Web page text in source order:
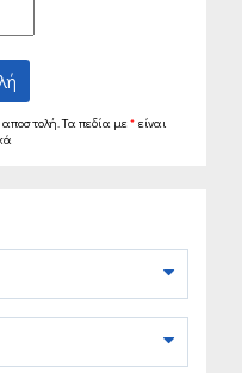
Τα πεδία με* είναι